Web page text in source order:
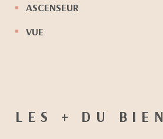
ASCENSEUR
VUE
LES + DU BIEN